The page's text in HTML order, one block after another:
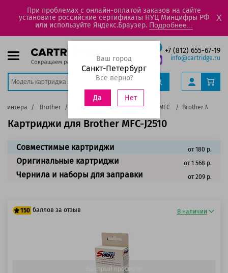
При проблемах с онлайн-оплатой заказов на сайте
установите российские сертификаты НУЦ Минцифры РФ
или используйте Яндекс.Браузер. Подробнее...
X
+7 (812) 655-67-19
info@cartridge.ru
Ваш город
Санкт-Петербург
Все верно?
Да Нет
Brother Струйные принтеры, МФУ MFC Brother MFC-
Картриджи для Brother MFC-J2510
Совместимые картриджи от 180 р.
Оригинальные картриджи от 1 568 р.
Чернила и наборы для заправки от 209 р.
150 баллов за отзыв В наличии
Быстрый просмотр